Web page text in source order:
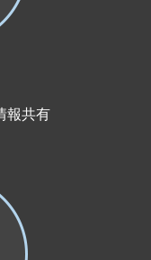
報共有